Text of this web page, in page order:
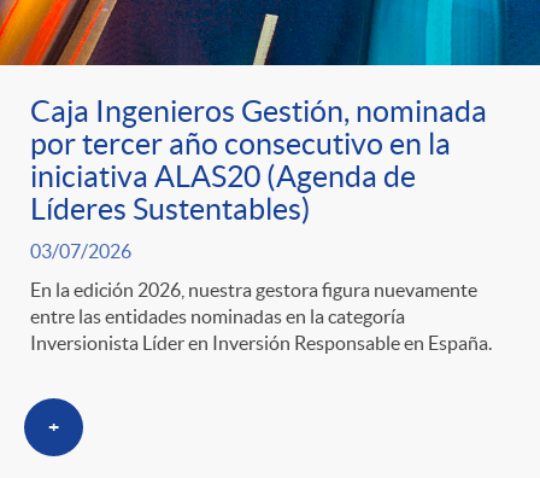
s
Caja Ingenieros Gestión, nominada
por tercer año consecutivo en la
iniciativa ALAS20 (Agenda de
Líderes Sustentables)
03/07/2026
En la edición 2026, nuestra gestora figura nuevamente
entre las entidades nominadas en la categoría
Inversionista Líder en Inversión Responsable en España.
+